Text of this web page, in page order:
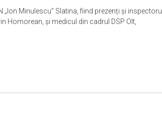
Minulescu” Slatina, fiind prezenți și inspectorul
Homorean, și medicul din cadrul DSP Olt,